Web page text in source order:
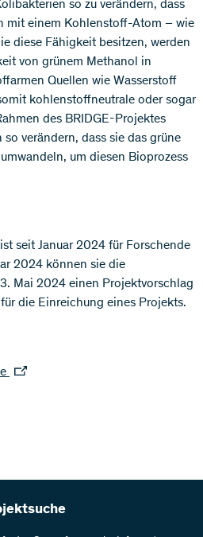
so zu verändern, dass
mit einem Kohlenstoff-Atom – wie
diese Fähigkeit besitzen, werden
von grünem Methanol in
Quellen wie Wasserstoff
kohlenstoffneutrale oder sogar
des BRIDGE-Projektes
verändern, dass sie das grüne
um diesen Bioprozess
seit Januar 2024 für Forschende
2024 können sie die
Mai 2024 einen Projektvorschlag
die Einreichung eines Projekts.